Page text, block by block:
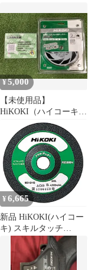
¥5,000
【未使用品】
HiKOKI（ハイコーキ）
0040-2523 外径180mm/
刃数48【軟鋼材・ステ
ンレス用】
¥ 6,665
新品 HiKOKI(ハイコー
キ) スキルタッチ
100mm×2×15 AC60 20入
0093-9662